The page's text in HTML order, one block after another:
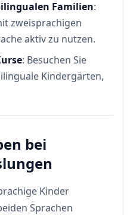
Familien:
zweisprachigen
aktiv zu nutzen.
: Besuchen Sie
Kindergärten,
bei
Kinder
Sprachen